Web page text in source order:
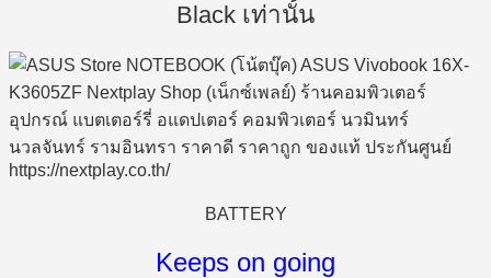
Black เท่านั้น
BATTERY
Keeps on going